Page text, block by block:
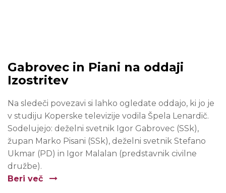
Gabrovec in Piani na oddaji
Izostritev
Na sledeči povezavi si lahko ogledate oddajo, ki jo je
v studiju Koperske televizije vodila Špela Lenardič.
Sodelujejo: deželni svetnik Igor Gabrovec (SSk),
župan Marko Pisani (SSk), deželni svetnik Stefano
Ukmar (PD) in Igor Malalan (predstavnik civilne
družbe).
Beri več